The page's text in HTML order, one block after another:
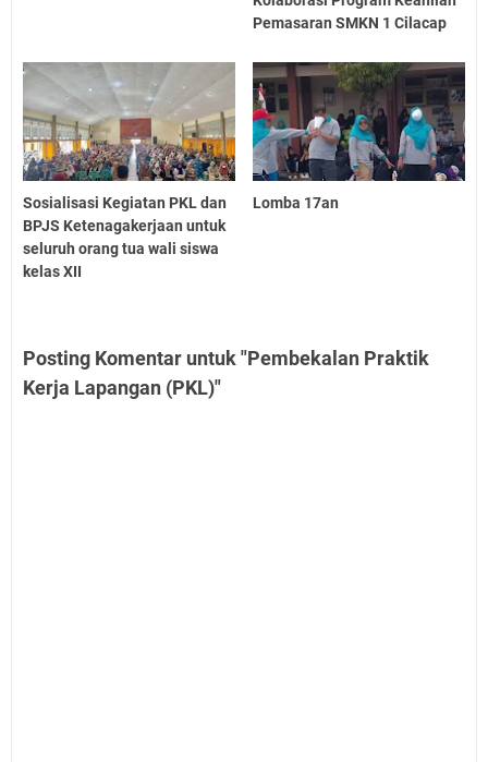
Pemasaran SMKN 1 Cilacap
Sosialisasi Kegiatan PKL dan
BPJS Ketenagakerjaan untuk
seluruh orang tua wali siswa
kelas XII
Lomba 17an
Posting Komentar untuk "Pembekalan Praktik
Kerja Lapangan (PKL)"